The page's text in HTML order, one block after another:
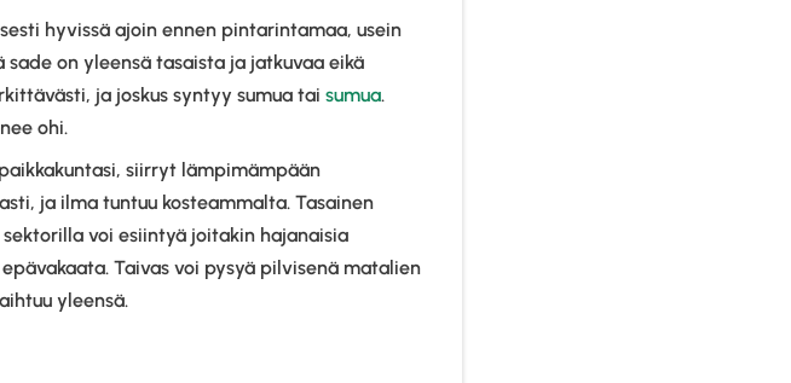
hyvissä ajoin ennen pintarintamaa, usein
sade on yleensä tasaista ja jatkuvaa eikä
ja joskus syntyy sumua tai sumua.
ohi.
siirryt lämpimämpään
ja ilma tuntuu kosteammalta. Tasainen
voi esiintyä joitakin hajanaisia
Taivas voi pysyä pilvisenä matalien
yleensä.